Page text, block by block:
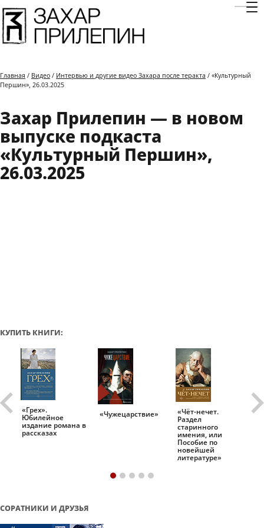
Главная / Видео / Интервью и другие видео Захара после теракта / «Культурный
Першин», 26.03.2025
Захар Прилепин — в новом
выпуске подкаста
«Культурный Першин»,
26.03.2025
КУПИТЬ КНИГИ:
«Грех».
Юбилейное
издание романа в
рассказах
«Чужецарствие» «Чёт-нечет.
Раздел
старинного
имения, или
Пособие по
новейшей
литературе»
СОРАТНИКИ И ДРУЗЬЯ